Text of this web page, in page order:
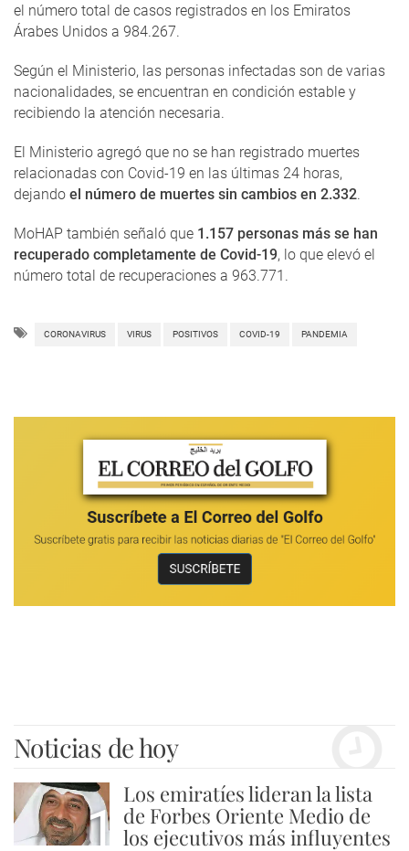
el número total de casos registrados en los Emiratos
Árabes Unidos a 984.267.
Según el Ministerio, las personas infectadas son de varias
nacionalidades, se encuentran en condición estable y
recibiendo la atención necesaria.
El Ministerio agregó que no se han registrado muertes
relacionadas con Covid-19 en las últimas 24 horas,
dejando el número de muertes sin cambios en 2.332.
MoHAP también señaló que 1.157 personas más se han
recuperado completamente de Covid-19, lo que elevó el
número total de recuperaciones a 963.771.
CORONAVIRUS VIRUS POSITIVOS COVID-19 PANDEMIA
Noticias de hoy
1
Los emiratíes lideran la lista
de Forbes Oriente Medio de
los ejecutivos más influyentes